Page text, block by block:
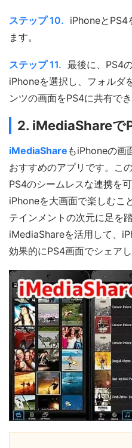
ステップ 10. iPhoneとPS4
ます。
ステップ 11. 最後に、PS4
iPhoneを選択し、フォルダ
ンツの画面をPS4に共有でき
2. iMediaShareで
iMediaShare もiPhoneの画
おすすめのアプリです。こ
PS4のシームレスな連携を
iPhoneを大画面で楽しむこ
テインメントの次元に足を
iMediaShareを活用して、
効果的にPS4画面でシェアし